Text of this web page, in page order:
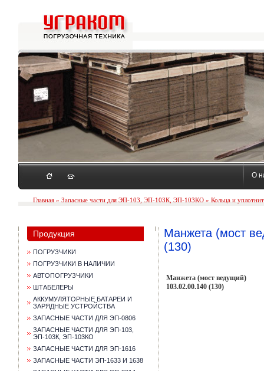
О
Главная » Запасные части для ЭП-103, ЭП-103К, ЭП-103КО » Кольца и
Продукция
ПОГРУЗЧИКИ
ПОГРУЗЧИКИ В НАЛИЧИИ
АВТОПОГРУЗЧИКИ
ШТАБЕЛЕРЫ
АККУМУЛЯТОРНЫЕ БАТАРЕИ И
ЗАРЯДНЫЕ УСТРОЙСТВА
ЗАПАСНЫЕ ЧАСТИ ДЛЯ ЭП-0806
ЗАПАСНЫЕ ЧАСТИ ДЛЯ ЭП-103,
ЭП-103К, ЭП-103КО
ЗАПАСНЫЕ ЧАСТИ ДЛЯ ЭП-1616
ЗАПАСНЫЕ ЧАСТИ ЭП-1633 И 1638
Манжета (мост
(130)
Манжета (мост ведущий)
103.02.00.140 (130)